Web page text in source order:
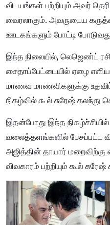
விடயங்கள் பற்றியும் அவர்
வைரலாகும். அவருடைய
ஊடகங்களும் போட்டி
இந்த நிலையில், லெஜெண்ட்
சைதாப்பேட்டையில் ஏழை
மாணவ மாணவிகளுக்கு
நிகழ்வில் கூல் சுரேஷ்
இதன்போது இந்த நிகழ்ச்சியில்
வலைத்தளங்களில் பேசப்பட்ட
அஜித்தின் தாயார் மறைவிற்கு
விவகாரம் பற்றியும் கூல்